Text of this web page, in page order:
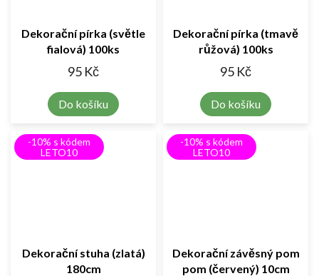
Dekorační pírka (světle
fialová) 100ks
95 Kč
Do košíku
Dekorační pírka (tmavě
růžová) 100ks
95 Kč
Do košíku
-10% s kódem
LETO10
Dekorační stuha (zlatá)
180cm
-10% s kódem
LETO10
Dekorační závěsný pom
pom (červený) 10cm